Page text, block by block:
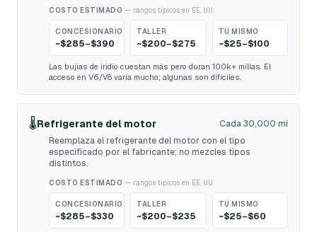
COSTO ESTIMADO — rangos típicos en EE. UU.
CONCESIONARIO
~$285–$390
TALLER
~$200–$275
TÚ MISMO
~$25–$100
Las bujías de iridio cuestan más pero duran 100k+ millas. El
acceso en V6/V8 varía mucho; algunas son difíciles.
🌡️Refrigerante del motor
Cada 30,000 mi
Reemplaza el refrigerante del motor con el tipo
especificado por el fabricante; no mezcles tipos
distintos.
COSTO ESTIMADO — rangos típicos en EE. UU.
CONCESIONARIO
~$285–$330
TALLER
~$200–$235
TÚ MISMO
~$25–$60